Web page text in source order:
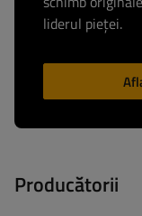
liderul pieței.
Producătorii